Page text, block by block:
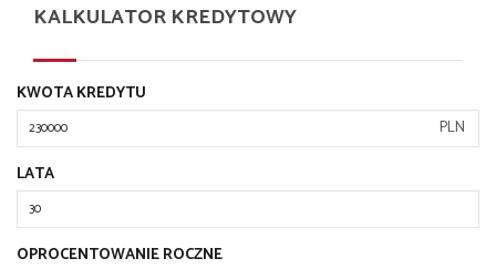
KALKULATOR KREDYTOWY
KWOTA KREDYTU
PLN
LATA
OPROCENTOWANIE ROCZNE